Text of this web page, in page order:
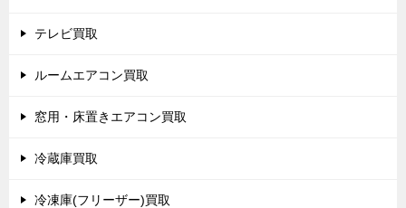
テレビ買取
ルームエアコン買取
窓用・床置きエアコン買取
冷蔵庫買取
冷凍庫(フリーザー)買取